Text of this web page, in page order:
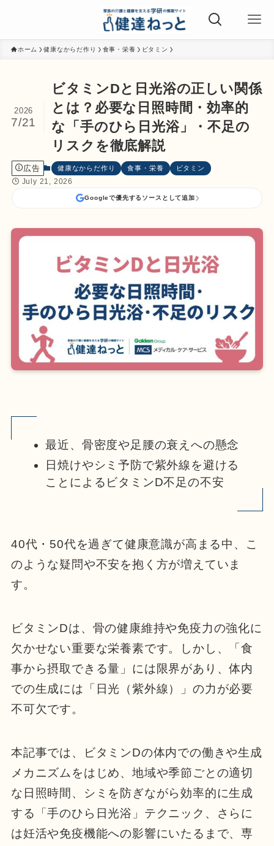
ホーム 健康なからだ作り 食事・栄養 ビタミン
ビタミンDと日光浴の正しい関係
とは？必要な日照時間・効率的
な「手のひら日光浴」・不足の
リスクを徹底解説
2026
7/21
広告 健康なからだ作り 食事・栄養 ビタミン
July 21, 2026
Googleで優先するソースとして追加
最近、骨密度や足腰の衰えへの懸念
日焼けやシミ予防で紫外線を避ける
ことによるビタミンD不足の不安
40代・50代を過ぎて健康意識が高まる中、こ
のような疑問や不安を抱く方が増えていま
す。
ビタミンDは、骨の健康維持や免疫力の強化に
欠かせない重要な栄養素です。しかし、「食
事から摂取できる量」には限界があり、体内
での生成には「日光（紫外線）」の力が必要
不可欠です。
本記事では、ビタミンDの体内での働きや生成
メカニズムをはじめ、地域や季節ごとの適切
な日照時間、シミを防ぎながら効率的に生成
する「手のひら日光浴」テクニック、さらに
は妊活や免疫機能への影響にいたるまで、専